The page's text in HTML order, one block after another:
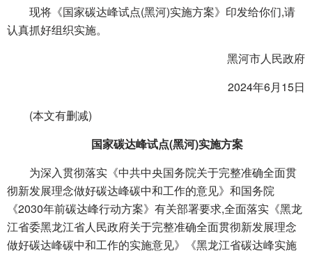
现将《国家碳达峰试点(黑河)实施方案》印发给你们,请
认真抓好组织实施。
黑河市人民政府
2024年6月15日
(本文有删减)
国家碳达峰试点(黑河)实施方案
为深入贯彻落实《中共中央国务院关于完整准确全面贯
彻新发展理念做好碳达峰碳中和工作的意见》和国务院
《2030年前碳达峰行动方案》有关部署要求,全面落实《黑龙
江省委黑龙江省人民政府关于完整准确全面贯彻新发展理念
做好碳达峰碳中和工作的实施意见》《黑龙江省碳达峰实施